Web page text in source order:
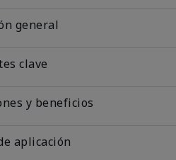
general
clave
y beneficios
aplicación